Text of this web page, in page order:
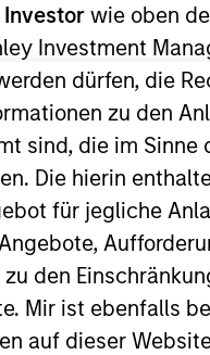
wie oben
Investment
dürfen, die
zu den
sind, die im Sinne
Die hierin
für jegliche
den
Mir ist ebenfalls
auf dieser
is no guarantee that
holdings). The
sponsored, or
site. We are providing
approval,
for the